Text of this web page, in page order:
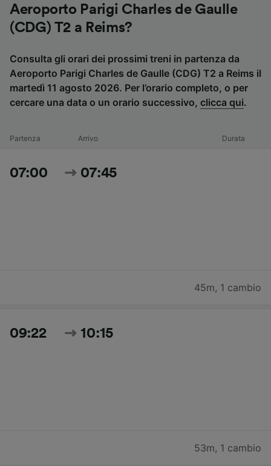
Aeroporto Parigi Charles de Gaulle
(CDG) T2 a Reims?
Consulta gli orari dei prossimi treni in partenza da
Aeroporto Parigi Charles de Gaulle (CDG) T2 a Reims il
martedì 11 agosto 2026. Per l’orario completo, o per
cercare una data o un orario successivo, clicca qui.
Partenza Arrivo Durata
07:00 07:45
45m, 1 cambio
09:22 10:15
53m, 1 cambio